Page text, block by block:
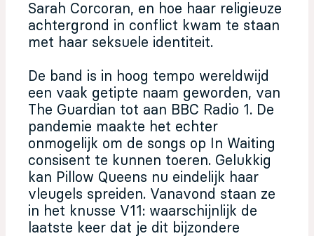
Sarah Corcoran, en hoe haar religieuze
achtergrond in conflict kwam te staan
met haar seksuele identiteit.
De band is in hoog tempo wereldwijd
een vaak getipte naam geworden, van
The Guardian tot aan BBC Radio 1. De
pandemie maakte het echter
onmogelijk om de songs op In Waiting
consisent te kunnen toeren. Gelukkig
kan Pillow Queens nu eindelijk haar
vleugels spreiden. Vanavond staan ze
in het knusse V11: waarschijnlijk de
laatste keer dat je dit bijzondere